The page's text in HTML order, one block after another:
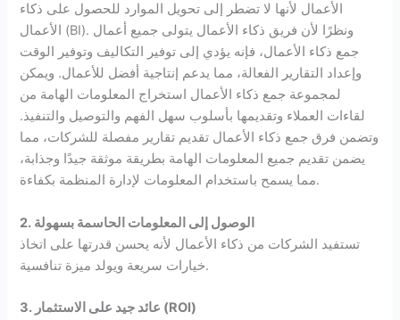
الأعمال لأنها لا تضطر إلى تحويل الموارد للحصول على ذكاء
الأعمال (BI). ونظرًا لأن فريق ذكاء الأعمال يتولى جميع أعمال
جمع ذكاء الأعمال، فإنه يؤدي إلى توفير التكاليف وتوفير الوقت
وإعداد التقارير الفعالة، مما يدعم إنتاجية أفضل للأعمال. ويمكن
لمجموعة جمع ذكاء الأعمال استخراج المعلومات الهامة من
لقاءات العملاء وتقديمها بأسلوب سهل الفهم والتوصيل والتنفيذ.
وتضمن فرق جمع ذكاء الأعمال تقديم تقارير مفصلة للشركات، مما
يضمن تقديم جميع المعلومات الهامة بطريقة موثقة جيدًا وجذابة،
مما يسمح باستخدام المعلومات لإدارة المنظمة بكفاءة.
2. الوصول إلى المعلومات الحاسمة بسهولة
تستفيد الشركات من ذكاء الأعمال لأنه يحسن قدرتها على اتخاذ
خيارات سريعة ويولد ميزة تنافسية.
3. عائد جيد على الاستثمار (ROI)